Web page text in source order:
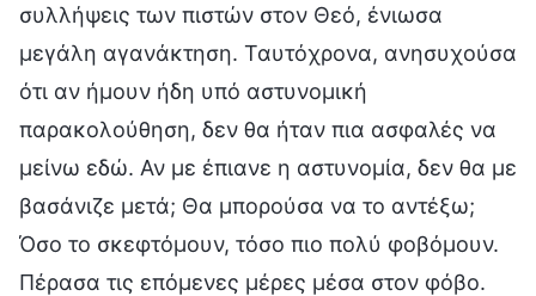
συλλήψεις των πιστών στον Θεό, ένιωσα
μεγάλη αγανάκτηση. Ταυτόχρονα, ανησυχούσα
ότι αν ήμουν ήδη υπό αστυνομική
παρακολούθηση, δεν θα ήταν πια ασφαλές να
μείνω εδώ. Αν με έπιανε η αστυνομία, δεν θα με
βασάνιζε μετά; Θα μπορούσα να το αντέξω;
Όσο το σκεφτόμουν, τόσο πιο πολύ φοβόμουν.
Πέρασα τις επόμενες μέρες μέσα στον φόβο.